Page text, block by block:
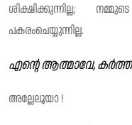
ശിക്ഷിക്കുന്നില്ല;
പകരംചെയ്യുന്നില്ല.
എൻ്റെ ആത്മാവേ,
അല്ലേലൂയാ !